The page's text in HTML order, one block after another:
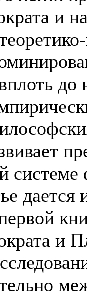
и
вплоть
и